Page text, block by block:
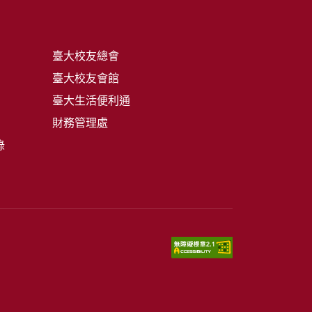
臺大校友總會
臺大校友會館
臺大生活便利通
財務管理處